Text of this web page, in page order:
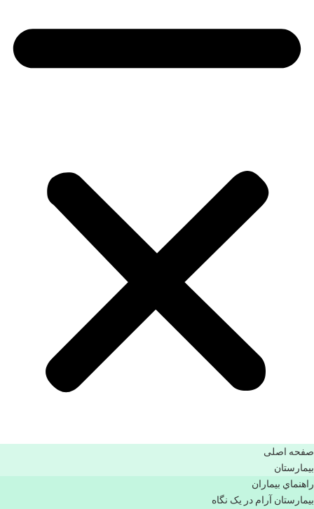
صفحه اصلی
بيمارستان
راهنماي بیماران
بیمارستان آرام در یک نگاه